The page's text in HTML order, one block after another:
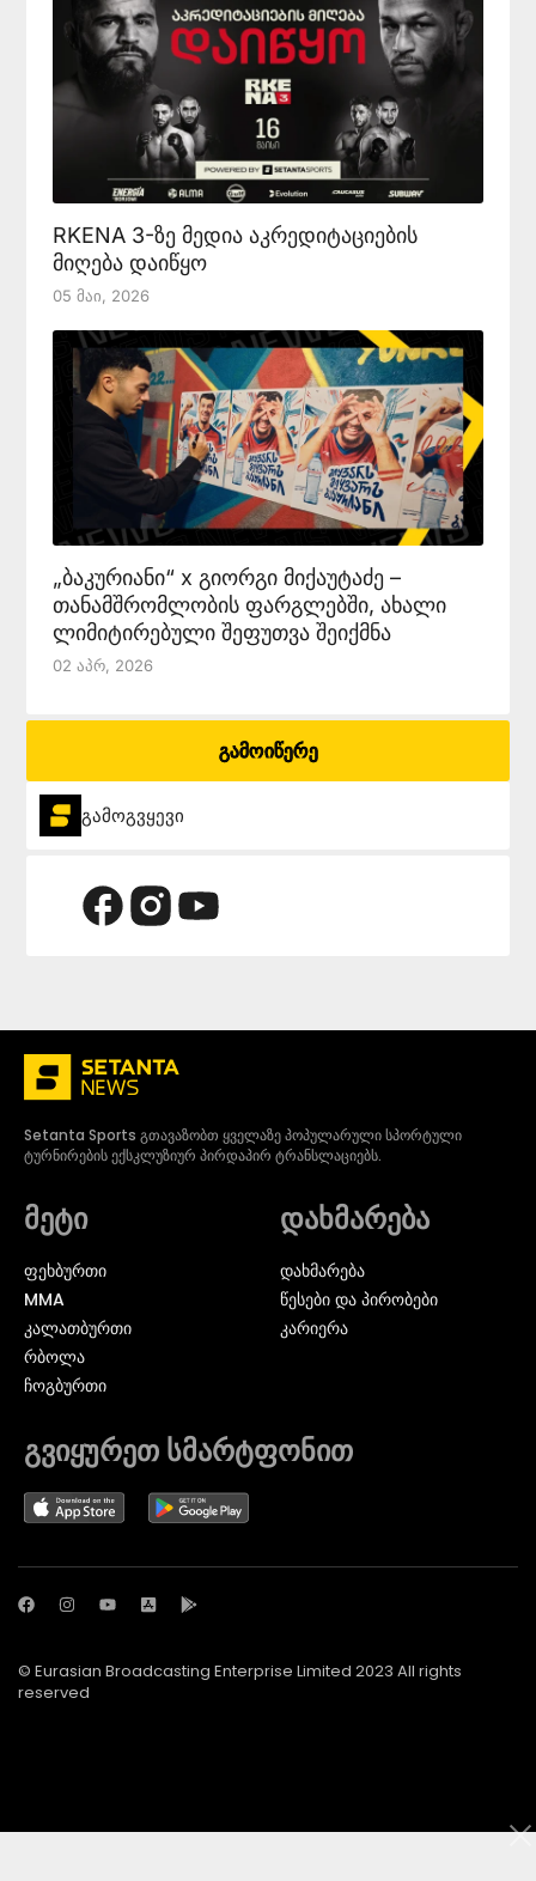
RKENA 3-ზე მედია აკრედიტაციების
მიღება დაიწყო
05 Მაი, 2026
„ბაკურიანი“ x გიორგი მიქაუტაძე –
თანამშრომლობის ფარგლებში, ახალი
ლიმიტირებული შეფუთვა შეიქმნა
02 Აპრ, 2026
გამოიწერე
გამოგვყევი
Setanta Sports გთავაზობთ ყველაზე პოპულარული სპორტული
ტურნირების ექსკლუზიურ პირდაპირ ტრანსლაციებს.
მეტი
ᲤᲔᲮᲑᲣᲠᲗᲘ
MMA
ᲙᲐᲚᲐᲗᲑᲣᲠᲗᲘ
ᲠᲑᲝᲚᲐ
ᲩᲝᲒᲑᲣᲠᲗᲘ
დახმარება
დახმარება
წესები და პირობები
კარიერა
გვიყურეთ სმარტფონით
© Eurasian Broadcasting Enterprise Limited 2023 All rights
reserved